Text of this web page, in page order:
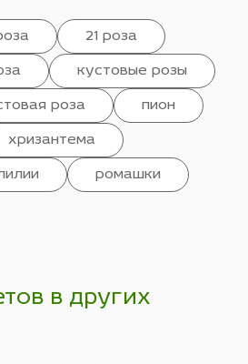
21 роза
кустовые розы
роза пион
хризантема
ромашки
в других